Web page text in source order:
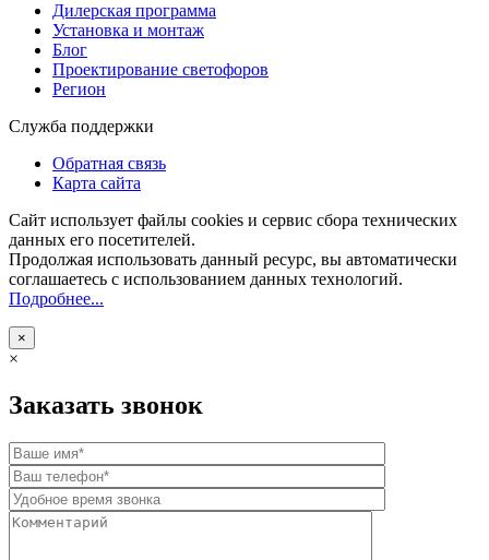
Дилерская программа
Установка и монтаж
Блог
Проектирование светофоров
Регион
Служба поддержки
Обратная связь
Карта сайта
Сайт использует файлы cookies и сервис сбора технических
данных его посетителей.
Продолжая использовать данный ресурс, вы автоматически
соглашаетесь с использованием данных технологий.
Подробнее...
×
×
Заказать звонок